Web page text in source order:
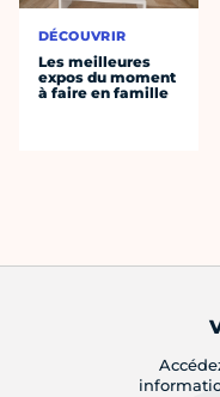
DÉCOUVRIR
Les meilleures
expos du moment
à faire en famille